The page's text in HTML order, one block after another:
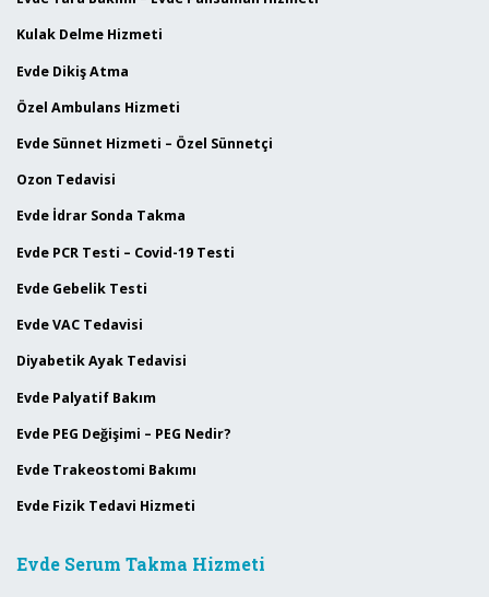
Kulak Delme Hizmeti
Evde Dikiş Atma
Özel Ambulans Hizmeti
Evde Sünnet Hizmeti – Özel Sünnetçi
Ozon Tedavisi
Evde İdrar Sonda Takma
Evde PCR Testi – Covid-19 Testi
Evde Gebelik Testi
Evde VAC Tedavisi
Diyabetik Ayak Tedavisi
Evde Palyatif Bakım
Evde PEG Değişimi – PEG Nedir?
Evde Trakeostomi Bakımı
Evde Fizik Tedavi Hizmeti
Evde Serum Takma Hizmeti